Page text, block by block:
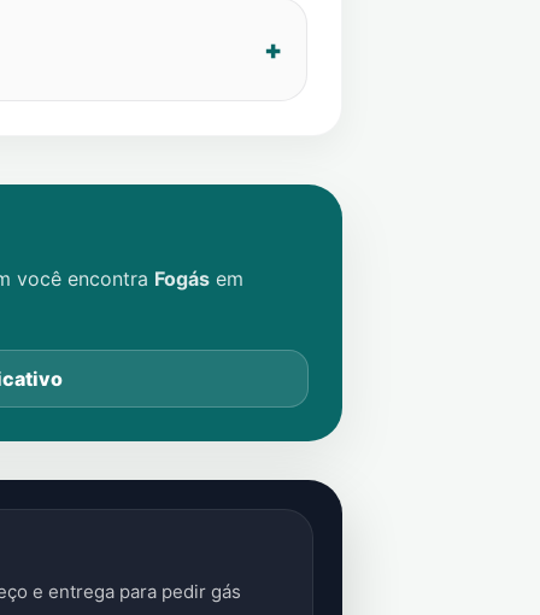
você encontra Fogás em
e entrega para pedir gás